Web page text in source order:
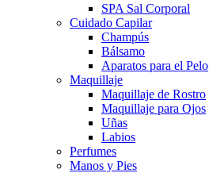
SPA Sal Corporal
Cuidado Capilar
Champús
Bálsamo
Aparatos para el Pelo
Maquillaje
Maquillaje de Rostro
Maquillaje para Ojos
Uñas
Labios
Perfumes
Manos y Pies